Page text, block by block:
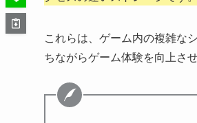
これらは、ゲーム内の複雑な
ちながらゲーム体験を向上さ